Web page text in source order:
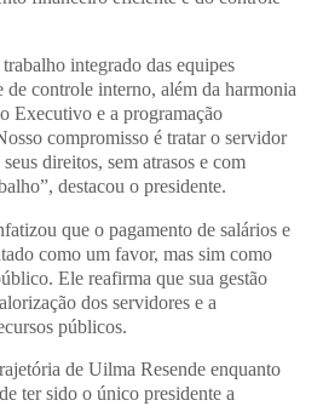
integrado das equipes
controle interno, além da harmonia
Executivo e a programação
compromisso é tratar o servidor
direitos, sem atrasos e com
destacou o presidente.
que o pagamento de salários e
como um favor, mas sim como
Ele reafirma que sua gestão
dos servidores e a
públicos.
de Uilma Resende enquanto
ter sido o único presidente a